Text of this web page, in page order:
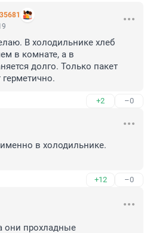
В холодильнике хлеб
в комнате, а в
долго. Только пакет
+2 –0
в холодильнике.
+12 –0
они прохладные